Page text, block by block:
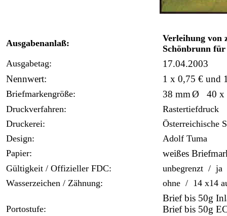
Ausgabenanlaß:
Verleihung von
Schönbrunn für
Ausgabetag:
17.04.2003
Nennwert:
1 x 0,75 € und
Briefmarkengröße: 38 mmØ 40 x
Druckverfahren:
Rastertiefdruck
Druckerei:
Österreichische
Design:
Adolf Tuma
Papier:
weißes
Gültigkeit / Offizieller FDC:
unbegrenzt / ja
Wasserzeichen / Zähnung:
ohne / 14 x14
Portostufe:
Brief bis 50g
Brief bis 50g